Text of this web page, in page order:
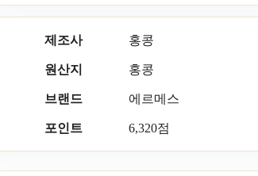
제조사 홍콩
원산지 홍콩
브랜드 에르메스
포인트 6,320점